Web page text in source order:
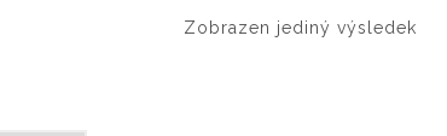
Zobrazen jediný výsledek